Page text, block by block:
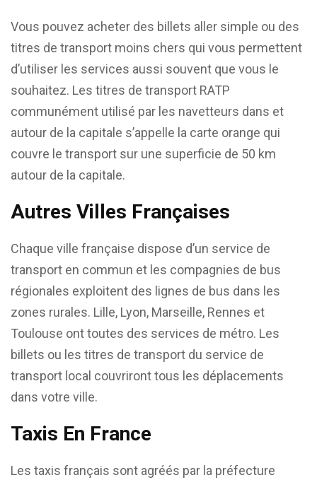
Vous pouvez acheter des billets aller simple ou des
titres de transport moins chers qui vous permettent
d’utiliser les services aussi souvent que vous le
souhaitez. Les titres de transport RATP
communément utilisé par les navetteurs dans et
autour de la capitale s’appelle la carte orange qui
couvre le transport sur une superficie de 50 km
autour de la capitale.
Autres Villes Françaises
Chaque ville française dispose d’un service de
transport en commun et les compagnies de bus
régionales exploitent des lignes de bus dans les
zones rurales. Lille, Lyon, Marseille, Rennes et
Toulouse ont toutes des services de métro. Les
billets ou les titres de transport du service de
transport local couvriront tous les déplacements
dans votre ville.
Taxis En France
Les taxis français sont agréés par la préfecture